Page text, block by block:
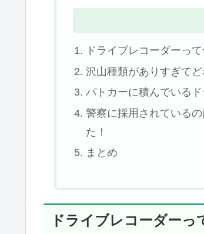
ドライブレコーダーって
沢山種類がありすぎて
パトカーに積んでいる
警察に採用されている
た！
まとめ
ドライブレコーダーっ